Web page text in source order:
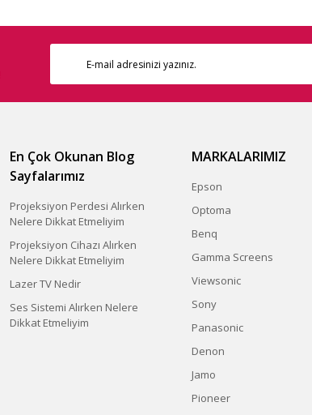
En Çok Okunan Blog
Sayfalarımız
Projeksiyon Perdesi Alırken
Nelere Dikkat Etmeliyim
Projeksiyon Cihazı Alırken
Nelere Dikkat Etmeliyim
Lazer TV Nedir
Ses Sistemi Alırken Nelere
Dikkat Etmeliyim
MARKALARIMIZ
Epson
Optoma
Benq
Gamma Screens
Viewsonic
Sony
Panasonic
Denon
Jamo
Pioneer